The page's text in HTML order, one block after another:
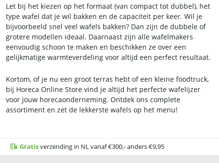
Let bij het kiezen op het formaat (van compact tot dubbel), het
type wafel dat je wil bakken en de capaciteit per keer. Wil je
bijvoorbeeld snel veel wafels bakken? Dan zijn de dubbele of
grotere modellen ideaal. Daarnaast zijn alle wafelmakers
eenvoudig schoon te maken en beschikken ze over een
gelijkmatige warmteverdeling voor altijd een perfect resultaat.
Kortom, of je nu een groot terras hebt of een kleine foodtruck,
bij Horeca Online Store vind je altijd het perfecte wafelijzer
voor jouw horecaonderneming. Ontdek ons complete
assortiment en zet de lekkerste wafels op het menu!
Gratisverzending in NL vanaf €300,- anders €9,95